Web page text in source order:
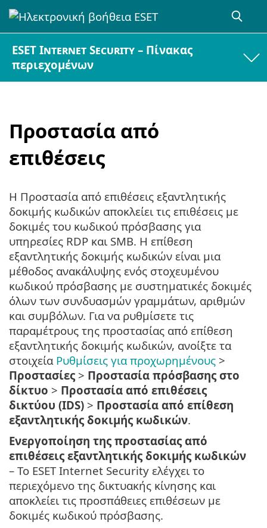
ESET Internet Security – Πίνακας
περιεχομένων
Προστασία από
επιθέσεις
Η Προστασία από επιθέσεις εξαντλητικής
δοκιμής κωδικών αποκλείει τις επιθέσεις με
δοκιμές του κωδικού πρόσβασης για
υπηρεσίες RDP και SMB. Η επίθεση
εξαντλητικής δοκιμής κωδικών είναι μια
μέθοδος ανακάλυψης ενός στοχευμένου
κωδικού πρόσβασης με συστηματικές δοκιμές
όλων των συνδυασμών γραμμάτων, αριθμών
και συμβόλων. Για να ρυθμίσετε τις
παραμέτρους της προστασίας από επίθεση
εξαντλητικής δοκιμής κωδικών, ανοίξτε τα
στοιχεία Ρυθμίσεις για προχωρημένους >
Προστασίες > Προστασία πρόσβασης στο
δίκτυο > Προστασία από επιθέσεις
δικτύου (IDS) > Προστασία από επίθεση
εξαντλητικής δοκιμής κωδικών.
Ενεργοποίηση της προστασίας από
επιθέσεις εξαντλητικής δοκιμής κωδικών
– Το ESET Internet Security ελέγχει το
περιεχόμενο της δικτυακής κίνησης και
αποκλείει τις προσπάθειες επιθέσεων με
δοκιμές κωδικού πρόσβασης.